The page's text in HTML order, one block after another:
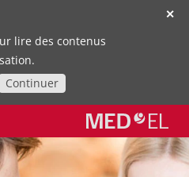
✕
lire des contenus
Continuer